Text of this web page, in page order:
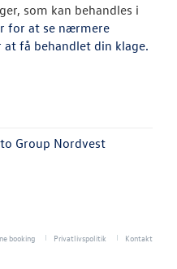
BILPLEJE
Job og
som kan behandles i
for at se nærmere
få behandlet din klage.
Group Nordvest
booking Privatlivspolitik Kontakt